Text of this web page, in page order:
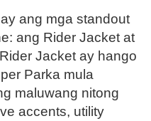
ang mga standout
ang Rider Jacket at
Jacket ay hango
Parka mula
maluwang nitong
accents, utility